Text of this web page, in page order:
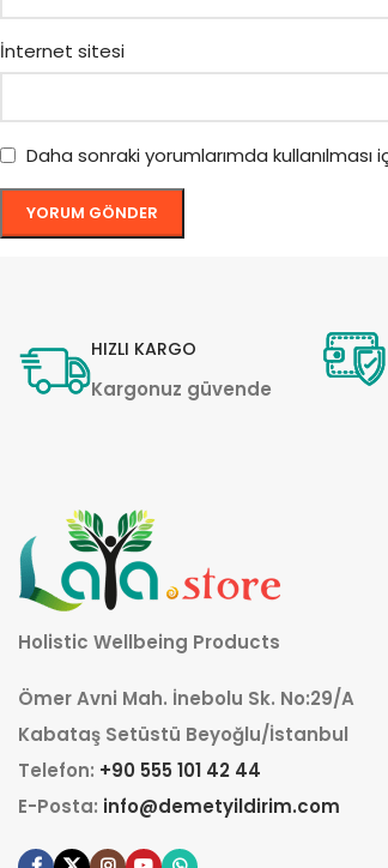
İnternet sitesi
Daha sonraki yorumlarımda
HIZLI KARGO
Kargonuz güvende
Holistic Wellbeing Products
Ömer Avni Mah. İnebolu Sk. No:29/A
Kabataş Setüstü Beyoğlu/İstanbul
Telefon: +90 555 101 42 44
E-Posta: info@demetyildirim.com